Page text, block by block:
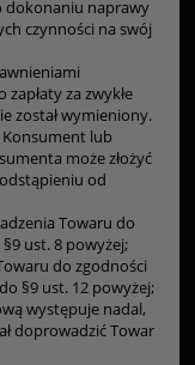
dokonaniu naprawy
czynności na swój
za zwykłe
został wymieniony.
Konsument lub
może złożyć
od
Towaru do
ust. 8 powyżej;
do zgodności
§9 ust. 12 powyżej;
występuje nadal,
doprowadzić Towar